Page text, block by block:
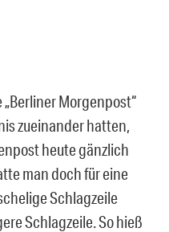
Morgenpost“
zueinander hatten,
heute gänzlich
man doch für eine
Schlagzeile
Schlagzeile. So hieß